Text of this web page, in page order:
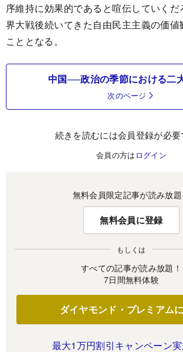
序維持に効果的であると喧伝していく
界大戦後続いてきた自由民主主義の価値
こととなる。
中国──政治の季節における二
次のページ
続きを読むには会員登録が必要
会員の方は ログイン
無料会員限定記事が読み放題
無料会員に登録
もしくは
すべての記事が読み放題！
7日間無料体験
ダイヤモンド・プレミアム
最大1万円割引キャンペーン実